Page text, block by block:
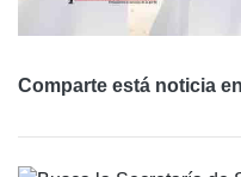
Comparte está noticia